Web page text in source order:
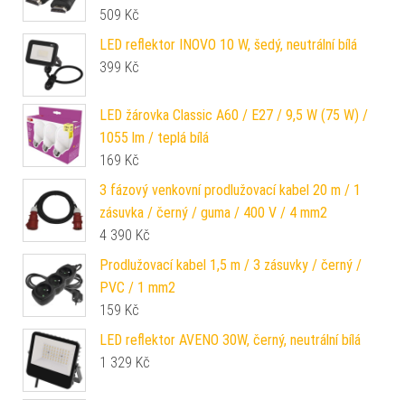
509 Kč
LED reflektor INOVO 10 W, šedý, neutrální bílá
399 Kč
LED žárovka Classic A60 / E27 / 9,5 W (75 W) /
1055 lm / teplá bílá
169 Kč
3 fázový venkovní prodlužovací kabel 20 m / 1
zásuvka / černý / guma / 400 V / 4 mm2
4 390 Kč
Prodlužovací kabel 1,5 m / 3 zásuvky / černý /
PVC / 1 mm2
159 Kč
LED reflektor AVENO 30W, černý, neutrální bílá
1 329 Kč